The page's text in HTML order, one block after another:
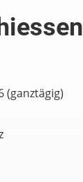
(ganztägig)